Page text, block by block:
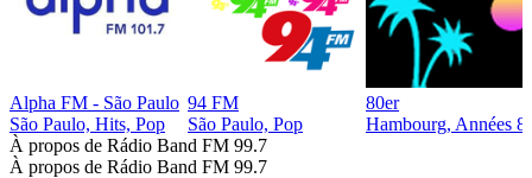
Alpha FM - São Paulo
São Paulo, Hits, Pop
94 FM
São Paulo, Pop
80er
Hambourg, Années
À propos de Rádio Band FM 99.7
À propos de Rádio Band FM 99.7